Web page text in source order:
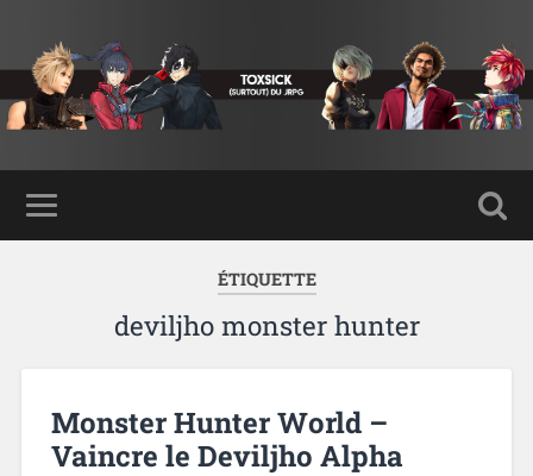
ÉTIQUETTE
deviljho monster hunter
Monster Hunter World –
Vaincre le Deviljho Alpha